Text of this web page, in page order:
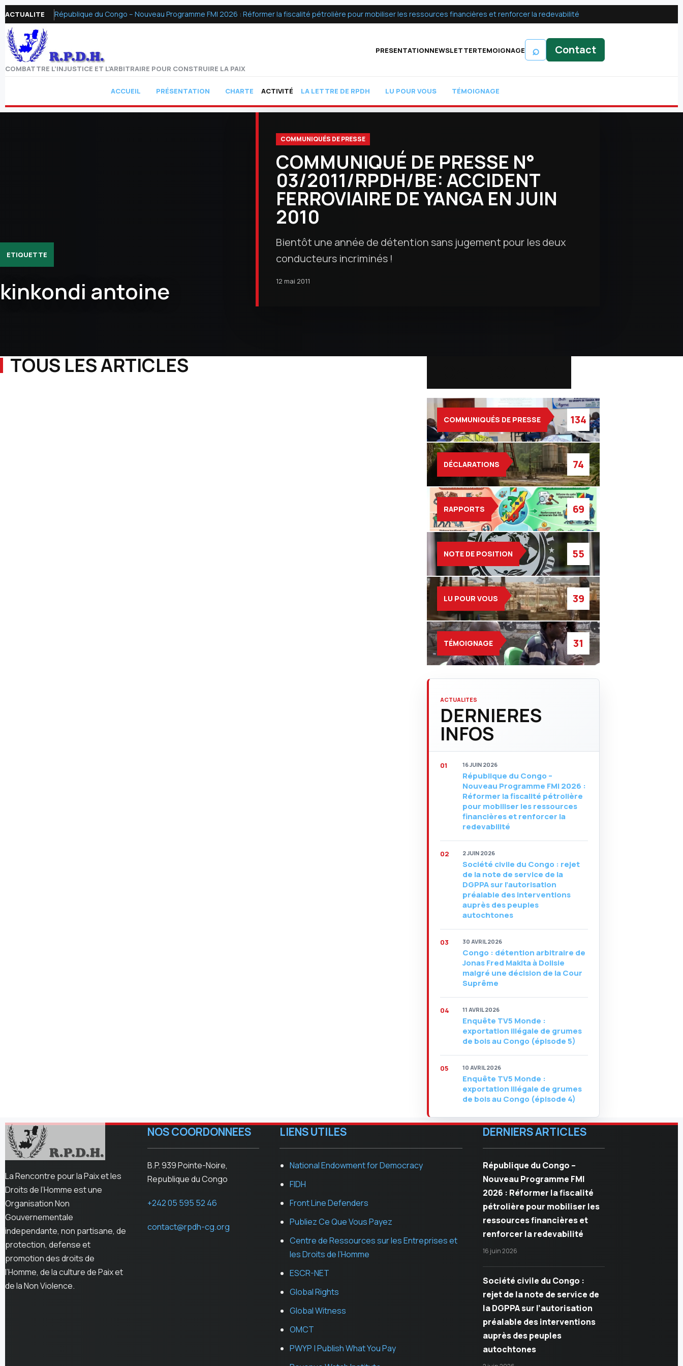
ACTUALITE République du Congo – Nouveau Programme FMI 2026 : Réformer la fiscalité pétrolière pour mobiliser les ressources financières et renforcer la redevabilité
COMBATTRE L’INJUSTICE ET L’ARBITRAIRE POUR CONSTRUIRE LA PAIX
PRESENTATIONNEWSLETTERTEMOIGNAGE ⌕ Contact
ACCUEIL PRÉSENTATION CHARTE ACTIVITÉ LA LETTRE DE RPDH LU POUR VOUS TÉMOIGNAGE
ETIQUETTE
kinkondi antoine
COMMUNIQUÉS DE PRESSE
COMMUNIQUÉ DE PRESSE N°
03/2011/RPDH/BE: ACCIDENT
FERROVIAIRE DE YANGA EN JUIN
2010
Bientôt une année de détention sans jugement pour les deux
conducteurs incriminés !
12 mai 2011
TOUS LES ARTICLES
COMMUNIQUÉS DE PRESSE 134
DÉCLARATIONS 74
RAPPORTS 69
NOTE DE POSITION 55
LU POUR VOUS 39
TÉMOIGNAGE 31
ACTUALITES
DERNIERES
INFOS
16 JUIN 2026
République du Congo –
Nouveau Programme FMI 2026 :
Réformer la fiscalité pétrolière
pour mobiliser les ressources
financières et renforcer la
redevabilité
2 JUIN 2026
Société civile du Congo : rejet
de la note de service de la
DGPPA sur l’autorisation
préalable des interventions
auprès des peuples
autochtones
30 AVRIL 2026
Congo : détention arbitraire de
Jonas Fred Makita à Dolisie
malgré une décision de la Cour
Suprême
11 AVRIL 2026
Enquête TV5 Monde :
exportation illégale de grumes
de bois au Congo (épisode 5)
10 AVRIL 2026
Enquête TV5 Monde :
exportation illégale de grumes
de bois au Congo (épisode 4)
La Rencontre pour la Paix et les
Droits de l’Homme est une
Organisation Non
Gouvernementale
independante, non partisane, de
protection, defense et
promotion des droits de
l’Homme, de la culture de Paix et
de la Non Violence.
NOS COORDONNEES
B.P. 939 Pointe-Noire,
Republique du Congo
+242 05 595 52 46
contact@rpdh-cg.org
LIENS UTILES
National Endowment for Democracy
FIDH
Front Line Defenders
Publiez Ce Que Vous Payez
Centre de Ressources sur les Entreprises et
les Droits de l’Homme
ESCR-NET
Global Rights
Global Witness
OMCT
PWYP | Publish What You Pay
DERNIERS ARTICLES
République du Congo –
Nouveau Programme FMI
2026 : Réformer la fiscalité
pétrolière pour mobiliser les
ressources financières et
renforcer la redevabilité
16 juin 2026
Société civile du Congo :
rejet de la note de service de
la DGPPA sur l’autorisation
préalable des interventions
auprès des peuples
autochtones